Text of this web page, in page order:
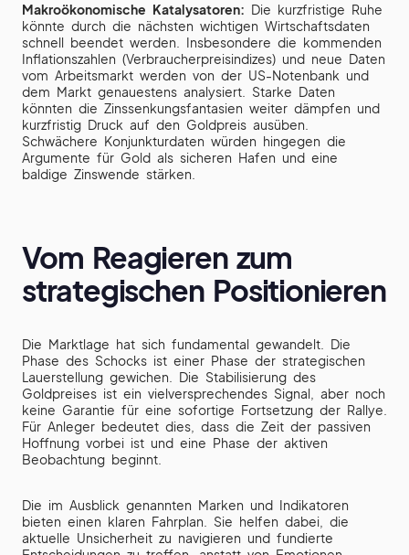
Makroökonomische Katalysatoren: Die kurzfristige Ruhe
könnte durch die nächsten wichtigen Wirtschaftsdaten
schnell beendet werden. Insbesondere die kommenden
Inflationszahlen (Verbraucherpreisindizes) und neue Daten
vom Arbeitsmarkt werden von der US-Notenbank und
dem Markt genauestens analysiert. Starke Daten
könnten die Zinssenkungsfantasien weiter dämpfen und
kurzfristig Druck auf den Goldpreis ausüben.
Schwächere Konjunkturdaten würden hingegen die
Argumente für Gold als sicheren Hafen und eine
baldige Zinswende stärken.
Vom Reagieren zum
strategischen Positionieren
Die Marktlage hat sich fundamental gewandelt. Die
Phase des Schocks ist einer Phase der strategischen
Lauerstellung gewichen. Die Stabilisierung des
Goldpreises ist ein vielversprechendes Signal, aber noch
keine Garantie für eine sofortige Fortsetzung der Rallye.
Für Anleger bedeutet dies, dass die Zeit der passiven
Hoffnung vorbei ist und eine Phase der aktiven
Beobachtung beginnt.
Die im Ausblick genannten Marken und Indikatoren
bieten einen klaren Fahrplan. Sie helfen dabei, die
aktuelle Unsicherheit zu navigieren und fundierte